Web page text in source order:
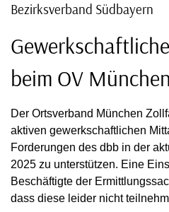
Bezirksverband Südbayern
beim OV
Der Ortsverband München
aktiven gewerkschaftlichen
Forderungen des dbb in der
2025 zu unterstützen. Eine
Beschäftigte der
dass diese leider nicht